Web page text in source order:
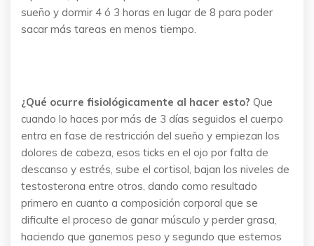
sueño y dormir 4 ó 3 horas en lugar de 8 para poder
sacar más tareas en menos tiempo.
¿Qué ocurre fisiológicamente al hacer esto? Que
cuando lo haces por más de 3 días seguidos el cuerpo
entra en fase de restricción del sueño y empiezan los
dolores de cabeza, esos ticks en el ojo por falta de
descanso y estrés, sube el cortisol, bajan los niveles de
testosterona entre otros, dando como resultado
primero en cuanto a composición corporal que se
dificulte el proceso de ganar músculo y perder grasa,
haciendo que ganemos peso y segundo que estemos